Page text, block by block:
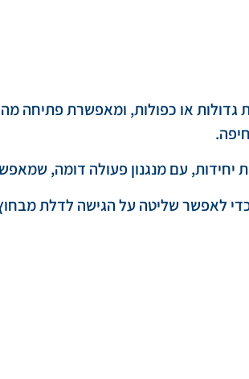
גדולות או כפולות, ומאפשרת פתיחה
יחידות, עם מנגנון פעולה דומה,
כדי לאפשר שליטה על הגישה לדלת